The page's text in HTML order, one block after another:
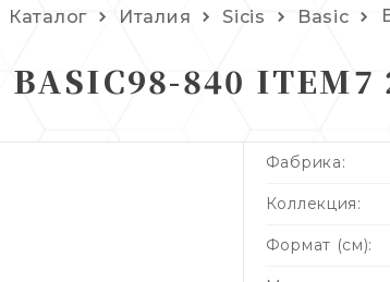
Каталог Италия Sicis Basic
BASIC98-840 ITEM7
Фабрика:
Коллекция:
Формат (см):